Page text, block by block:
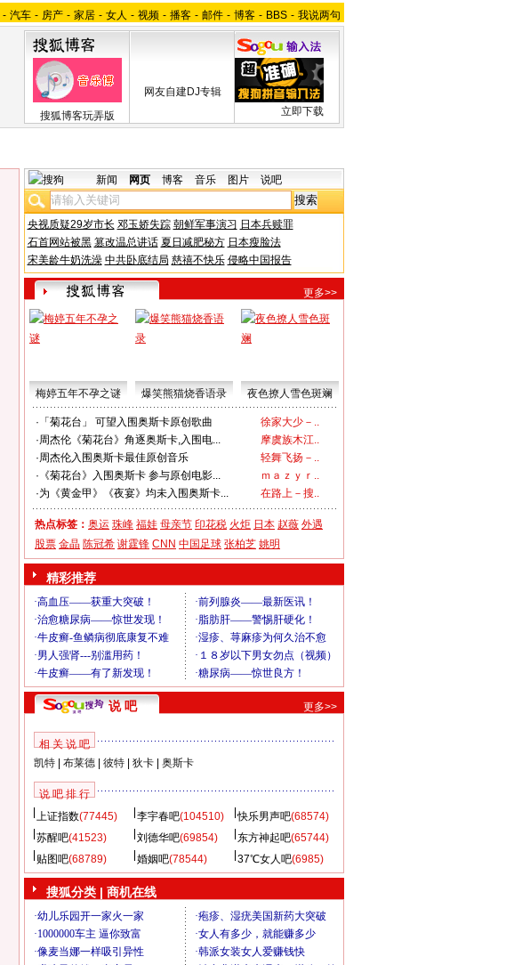
- 汽车 - 房产 - 家居 - 女人 - 视频 - 播客 - 邮件 - 博客 - BBS - 我说两句
搜狐博客玩弄版
网友自建DJ专辑
立即下载
新闻 网页 博客 音乐 图片 说吧
央视质疑29岁市长 邓玉娇失踪 朝鲜军事演习 日本兵赎罪
石首网站被黑 篡改温总讲话 夏日减肥秘方 日本瘦脸法
宋美龄牛奶洗澡 中共卧底结局 慈禧不快乐 侵略中国报告
更多>>
梅婷五年不孕之谜 爆笑熊猫烧香语录 夜色撩人雪色斑斓
· 「菊花台」 可望入围奥斯卡原创歌曲
徐家大少－..
·周杰伦《菊花台》角逐奥斯卡,入围电...
摩虞族木江..
·周杰伦入围奥斯卡最佳原创音乐
轻舞飞扬－..
· 《菊花台》入围奥斯卡 参与原创电影...
ｍａｚｙｒ..
·为《黄金甲》《夜宴》均未入围奥斯卡... 在路上－搜..
热点标签： 奥运 珠峰 福娃 母亲节 印花税 火炬 日本 赵薇 外遇
股票 金晶 陈冠希 谢霆锋 CNN 中国足球 张柏芝 姚明
精彩推荐
说 吧 更多>>
相 关 说 吧
凯特| 布莱德| 彼特| 狄卡| 奥斯卡
说 吧 排 行
上证指数(77445) 李宇春吧(104510) 快乐男声吧(68574)
苏醒吧(41523) 刘德华吧(69854) 东方神起吧(65744)
贴图吧(68789) 婚姻吧(78544) 37℃女人吧(6985)
搜狐分类 | 商机在线